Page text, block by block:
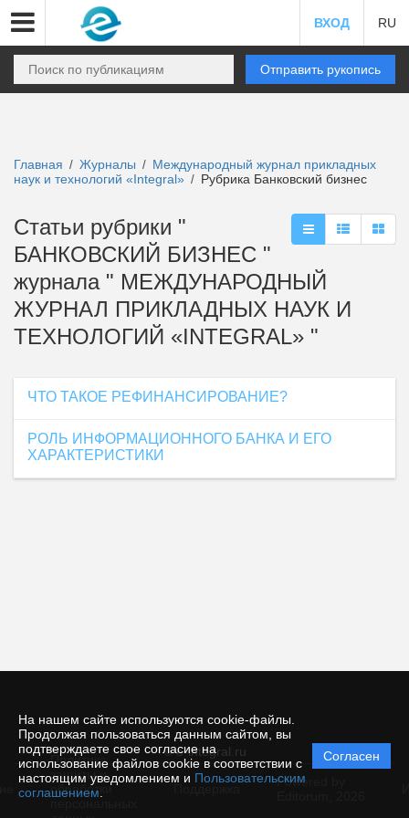
На нашем сайте используются cookie-файлы.
Продолжая пользоваться данным сайтом, вы
подтверждаете свое согласие на
использование файлов cookie в соответствии с
настоящим уведомлением и Пользовательским
соглашением
Согласен
ВХОД RU
Отправить рукопись
Главная / Журналы / Международный журнал прикладных
наук и технологий «Integral» / Рубрика Банковский бизнес
Статьи рубрики "
БАНКОВСКИЙ БИЗНЕС "
журнала " МЕЖДУНАРОДНЫЙ
ЖУРНАЛ ПРИКЛАДНЫХ НАУК И
ТЕХНОЛОГИЙ «INTEGRAL» "
ЧТО ТАКОЕ РЕФИНАНСИРОВАНИЕ?
РОЛЬ ИНФОРМАЦИОННОГО БАНКА И ЕГО
ХАРАКТЕРИСТИКИ
© e-integral.ru
Политика
защиты и
обработки
Powered by